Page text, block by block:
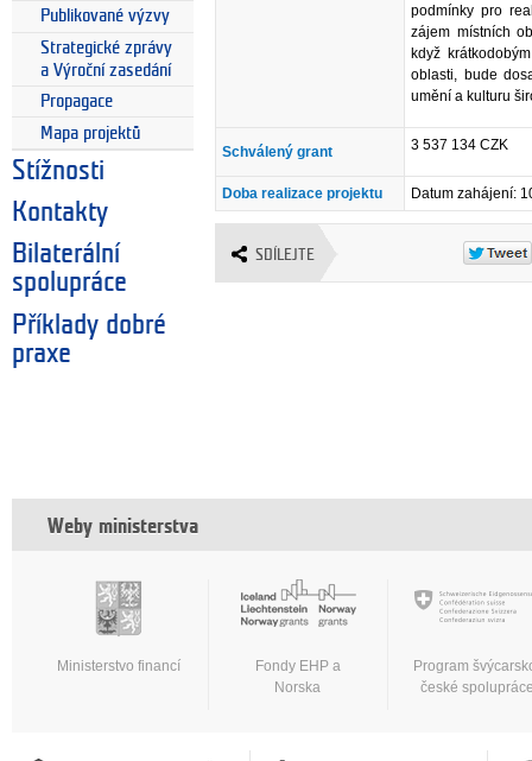
Publikované výzvy
Strategické zprávy
a Výroční zasedání
Propagace
Mapa projektů
Stížnosti
Kontakty
Bilaterální
spolupráce
Příklady dobré
praxe
podmínky pro
zájem místních
když
oblasti, bude
umění a kulturu
Schválený grant 3 537 134 CZK
Doba realizace projektu Datum zahájení:
SDÍLEJTE
Weby ministerstva
Ministerstvo financí
Fondy EHP a
Norska
Program
české